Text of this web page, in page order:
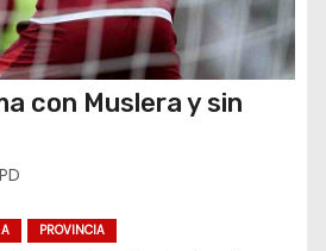
con Muslera y sin
A PROVINCIA